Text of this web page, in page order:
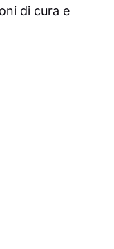
di cura e